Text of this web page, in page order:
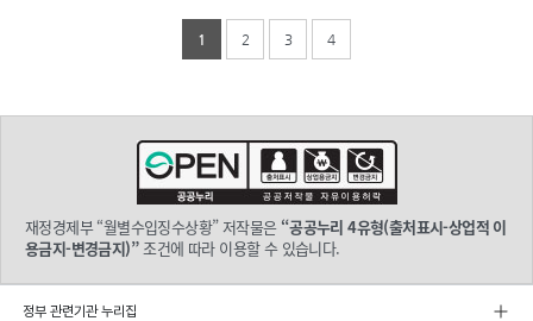
1 2 3 4
재정경제부 “월별수입징수상황” 저작물은 “공공누리 4유형(출처표시-상업적 이
용금지-변경금지)”조건에 따라 이용할 수 있습니다.
정부 관련기관 누리집